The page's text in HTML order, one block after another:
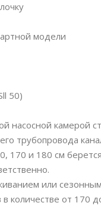
модели
50)
насосной камерой
трубопровода
170 и 180 см
или сезонным
количестве от 170